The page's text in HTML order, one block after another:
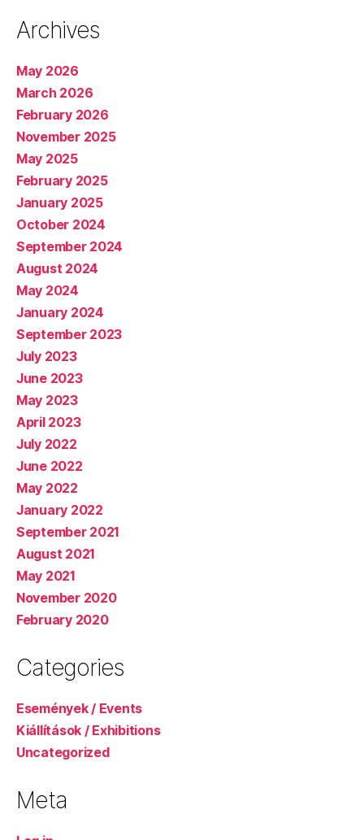
Archives
May 2026
March 2026
February 2026
November 2025
May 2025
February 2025
January 2025
October 2024
September 2024
August 2024
May 2024
January 2024
September 2023
July 2023
June 2023
May 2023
April 2023
July 2022
June 2022
May 2022
January 2022
September 2021
August 2021
May 2021
November 2020
February 2020
Categories
Események / Events
Kiállítások / Exhibitions
Uncategorized
Meta